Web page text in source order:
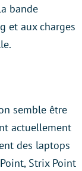
bande
et aux charges
semble être
actuellement
des laptops
Strix Point